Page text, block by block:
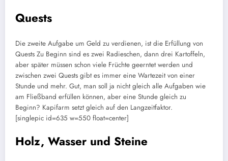
Quests
Die zweite Aufgabe um Geld zu verdienen, ist die Erfüllung von
Quests Zu Beginn sind es zwei Radieschen, dann drei Kartoffeln,
aber später müssen schon viele Früchte geerntet werden und
zwischen zwei Quests gibt es immer eine Wartezeit von einer
Stunde und mehr. Gut, man soll ja nicht gleich alle Aufgaben wie
am Fließband erfüllen können, aber eine Stunde gleich zu
Beginn? Kapifarm setzt gleich auf den Langzeitfaktor.
[singlepic id=635 w=550 float=center]
Holz, Wasser und Steine